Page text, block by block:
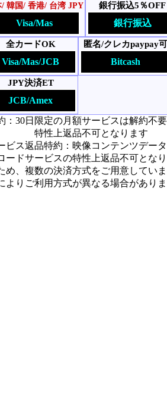
/ 韓国/ 香港/ 台湾 JPY
Visa/Mas
銀行振込5％OFF
銀行振込
全カードOK
Visa/Mas/JCB
匿名/クレカpaypay可
Bitcash
JPY決済ET
JCB/Amex
：30日限定の月額サービスは解約不
特性上返品不可となります
ビス返品特約：映像コンテンツデー
ードサービスの特性上返品不可とな
め、複数の決済方式をご用意してい
よりご利用方式が異なる場合があり